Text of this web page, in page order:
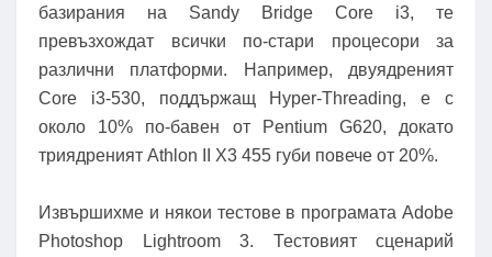
базирания на Sandy Bridge Core i3, те
превъзхождат всички по-стари процесори за
различни платформи. Например, двуядреният
Core i3-530, поддържащ Hyper-Threading, е с
около 10% по-бавен от Pentium G620, докато
триядреният Athlon II X3 455 губи повече от 20%.
Извършихме и някои тестове в програмата Adobe
Photoshop Lightroom 3. Тестовият сценарий